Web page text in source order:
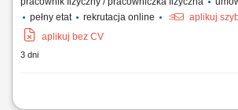
pełny etat
rekrutacja online
aplikuj
aplikuj bez CV
3 dni